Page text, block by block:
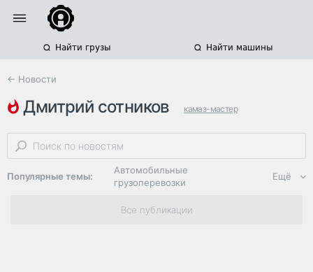
Найти грузы Найти машины
← Новости
дмитрий сотников камаз-мастер
гонки грузовиков автоспорт
Популярные темы:
Автомобильные
грузоперевозки
Региональная
логистика
Ещё
Все публикации